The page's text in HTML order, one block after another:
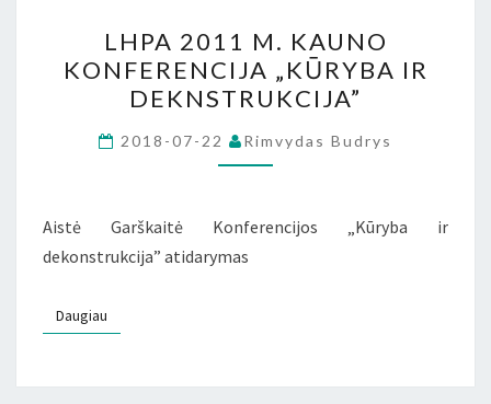
2011
M.
KAUNO
KONFERENCIJA
„KŪRYBA
DEKNSTRUKCIJA”
LHPA 2011 M. KAUNO
KONFERENCIJA „KŪRYBA IR
DEKNSTRUKCIJA”
2018-07-22 Rimvydas Budrys
Aistė Garškaitė Konferencijos „Kūryba ir
dekonstrukcija” atidarymas
Daugiau